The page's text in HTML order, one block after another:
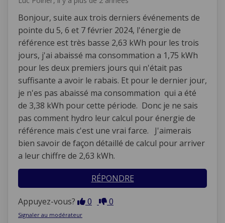
Bonjour, suite aux trois derniers événements de
pointe du 5, 6 et 7 février 2024, l'énergie de
référence est très basse 2,63 kWh pour les trois
jours, j'ai abaissé ma consommation a 1,75 kWh
pour les deux premiers jours qui n'était pas
suffisante a avoir le rabais. Et pour le dernier jour,
je n'es pas abaissé ma consommation qui a été
de 3,38 kWh pour cette période. Donc je ne sais
pas comment hydro leur calcul pour énergie de
référence mais c'est une vrai farce. J'aimerais
bien savoir de façon détaillé de calcul pour arriver
a leur chiffre de 2,63 kWh.
RÉPONDRE
Appuyez-vous? En accord
0 En désaccord
0
Signaler au modérateur